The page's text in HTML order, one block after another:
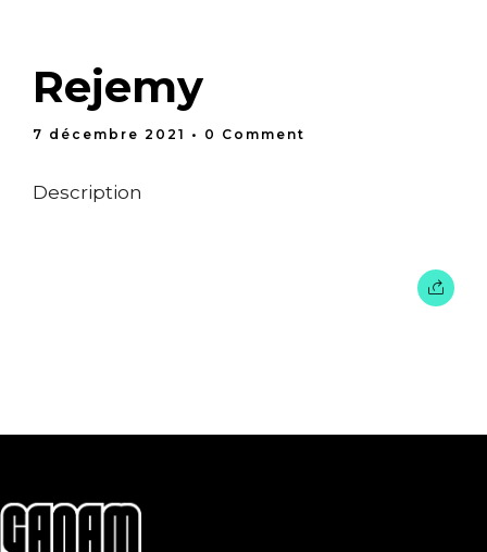
Rejemy
7 décembre 2021 • 0 Comment
Description